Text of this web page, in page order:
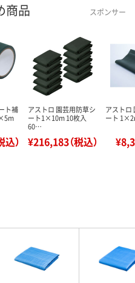
商品 スポンサー
ト補
）
アストロ 園芸用防草シ
ート1×10m 10枚入
60…
¥216,183（税込）
アストロ
ート